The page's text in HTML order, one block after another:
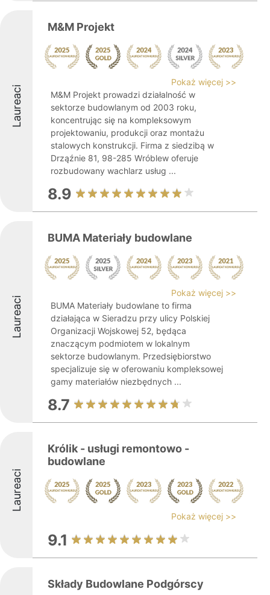
Laureaci
M&M Projekt
Pokaż więcej >>
M&M Projekt prowadzi działalność w
sektorze budowlanym od 2003 roku,
koncentrując się na kompleksowym
projektowaniu, produkcji oraz montażu
stalowych konstrukcji. Firma z siedzibą w
Drząźnie 81, 98-285 Wróblew oferuje
rozbudowany wachlarz usług ...
8.9
Laureaci
BUMA Materiały budowlane
Pokaż więcej >>
BUMA Materiały budowlane to firma
działająca w Sieradzu przy ulicy Polskiej
Organizacji Wojskowej 52, będąca
znaczącym podmiotem w lokalnym
sektorze budowlanym. Przedsiębiorstwo
specjalizuje się w oferowaniu kompleksowej
gamy materiałów niezbędnych ...
8.7
Laureaci
Królik - usługi remontowo -
budowlane
Pokaż więcej >>
9.1
Składy Budowlane Podgórscy